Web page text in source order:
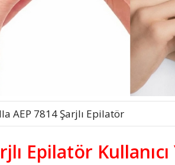
AEP 7814 Şarjlı Epilatör
Epilatör